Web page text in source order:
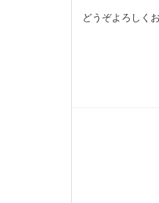
どうぞよろしく